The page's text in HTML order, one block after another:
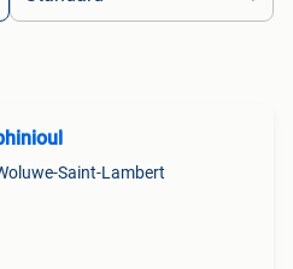
Saint-Lambert